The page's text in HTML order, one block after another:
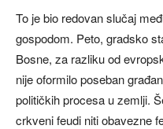
To je bio redovan slučaj
gospodom. Peto, gradsko
Bosne, za razliku od
nije oformilo poseban
političkih procesa u zemlji.
crkveni feudi niti obavezne